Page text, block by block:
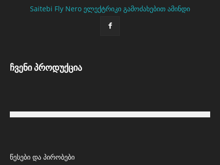
Saitebi Fly Nero ელექტრიკი გამოძახებით ამინდი
ჩვენი პროდუქცია
წესები და პირობები